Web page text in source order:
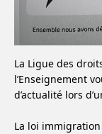
La Ligue des
l’Enseignement
d’actualité lors
La loi